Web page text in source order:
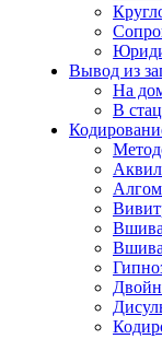
Вывод из
На
В